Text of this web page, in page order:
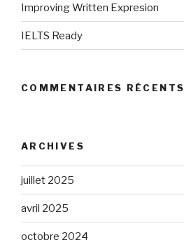
Improving Written Expresion
IELTS Ready
COMMENTAIRES RÉCENTS
ARCHIVES
juillet 2025
avril 2025
octobre 2024